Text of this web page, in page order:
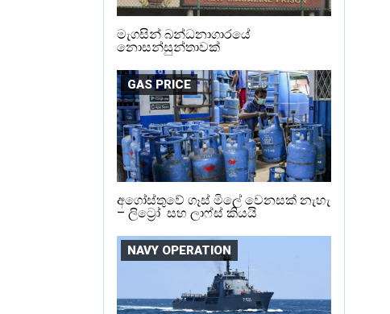
මැගසින් බන්ධනාගාරයේ
නොසන්සුන්තාවක්
GAS PRICE
අගෝස්තුවේ ගෑස් මිලේ වෙනසක් නැහැ
– ලිට්‍රෝ සහ ලාෆ්ස් කියයි
NAVY OPERATION